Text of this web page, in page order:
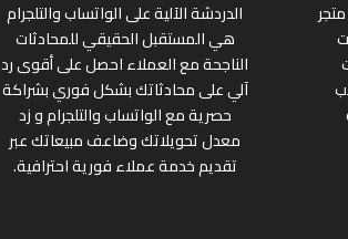
الدردشة الآلية على الواتساب والتلجرام
هي المستقبل الحقيقي للمحادثات
الناجحة مع العملاء احصل على أقوى رد
آلي على محادثاتك بشكل فوري بشراكة
حصرية مع الواتساب والتلجرام و زد
معدل تحويلاتك وضاعف مبيعاتك عبر
تقديم خدمة عملاء فورية احترافية.
متجر